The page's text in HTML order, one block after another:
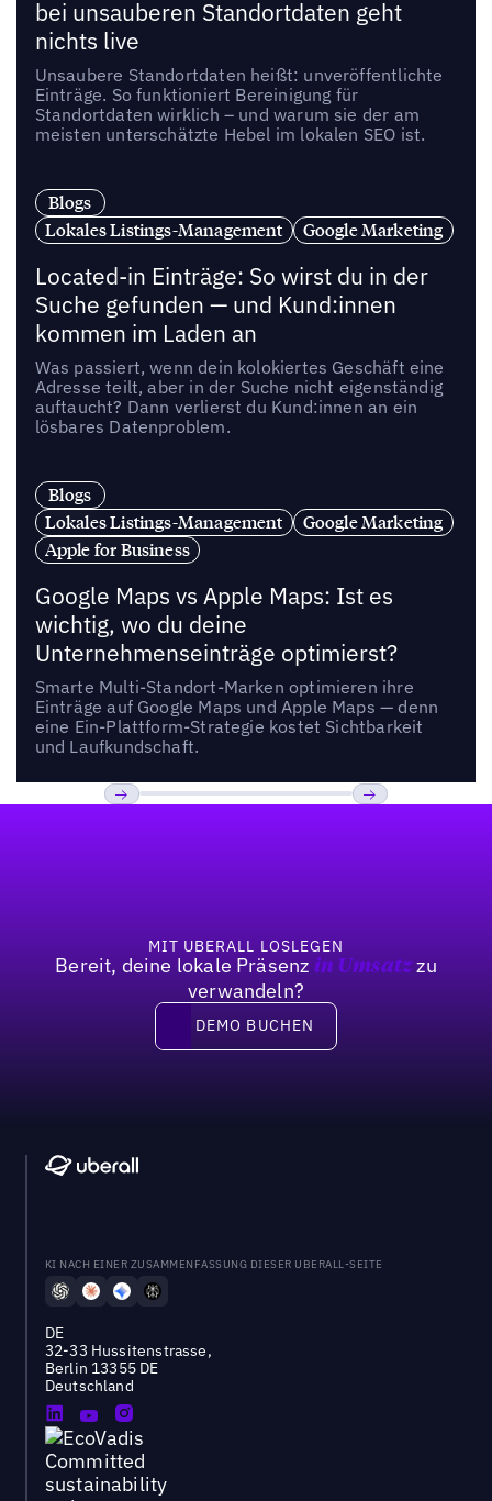
bei unsauberen Standortdaten geht
nichts live
Unsaubere Standortdaten heißt: unveröffentlichte
Einträge. So funktioniert Bereinigung für
Standortdaten wirklich – und warum sie der am
meisten unterschätzte Hebel im lokalen SEO ist.
Blogs
Lokales Listings-Management
Google Marketing
Located-in Einträge: So wirst du in der
Suche gefunden — und Kund:innen
kommen im Laden an
Was passiert, wenn dein kolokiertes Geschäft eine
Adresse teilt, aber in der Suche nicht eigenständig
auftaucht? Dann verlierst du Kund:innen an ein
lösbares Datenproblem.
Blogs
Lokales Listings-Management
Google Marketing
Apple for Business
Google Maps vs Apple Maps: Ist es
wichtig, wo du deine
Unternehmenseinträge optimierst?
Smarte Multi-Standort-Marken optimieren ihre
Einträge auf Google Maps und Apple Maps — denn
eine Ein-Plattform-Strategie kostet Sichtbarkeit
und Laufkundschaft.
MIT UBERALL LOSLEGEN
Bereit, deine lokale Präsenz in Umsatzzu
verwandeln?
DEMO BUCHEN
DEMO BUCHEN
KI NACH EINER ZUSAMMENFASSUNG DIESER UBERALL-SEITE
DE
32-33 Hussitenstrasse,
Berlin 13355 DE
Deutschland